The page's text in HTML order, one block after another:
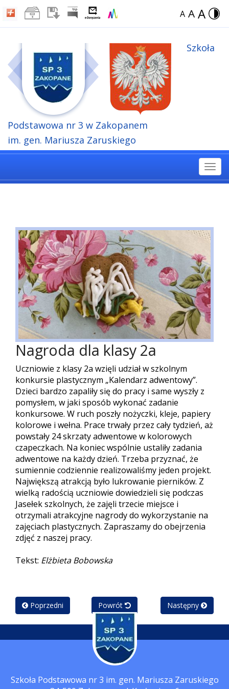
A A A
Szkoła
Podstawowa nr 3 w Zakopanem
im. gen. Mariusza Zaruskiego
Nagroda dla klasy 2a
Uczniowie z klasy 2a wzięli udział w szkolnym
konkursie plastycznym „Kalendarz adwentowy”.
Dzieci bardzo zapaliły się do pracy i same wyszły z
pomysłem, w jaki sposób wykonać zadanie
konkursowe. W ruch poszły nożyczki, kleje, papiery
kolorowe i wełna. Prace trwały przez cały tydzień, aż
powstały 24 skrzaty adwentowe w kolorowych
czapeczkach. Na koniec wspólnie ustaliły zadania
adwentowe na każdy dzień. Trzeba przyznać, że
sumiennie codziennie realizowaliśmy jeden projekt.
Największą atrakcją było lukrowanie pierników. Z
wielką radością uczniowie dowiedzieli się podczas
Jasełek szkolnych, że zajęli trzecie miejsce i
otrzymali atrakcyjne nagrody do wykorzystanie na
zajęciach plastycznych. Zapraszamy do obejrzenia
zdjęć z naszej pracy.
Tekst: Elżbieta Bobowska
Poprzedni Powrót Następny
Szkoła Podstawowa nr 3 im. gen. Mariusza Zaruskiego